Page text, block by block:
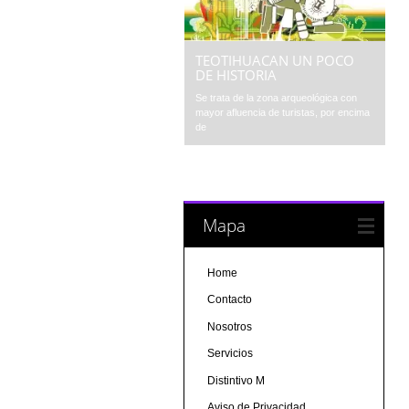
TEOTIHUACAN UN POCO
DE HISTORIA
Se trata de la zona arqueológica con
mayor afluencia de turistas, por encima
de
Mapa
Home
Contacto
Nosotros
Servicios
Distintivo M